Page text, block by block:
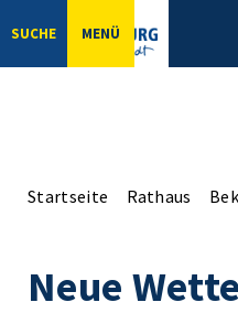
SUCHE MENÜ
Startseite Rathaus
Neue